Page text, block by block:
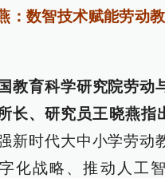
：数智技术赋能劳动
教育科学研究院劳动
长、研究员王晓燕指
新时代大中小学劳动
化战略、推动人工